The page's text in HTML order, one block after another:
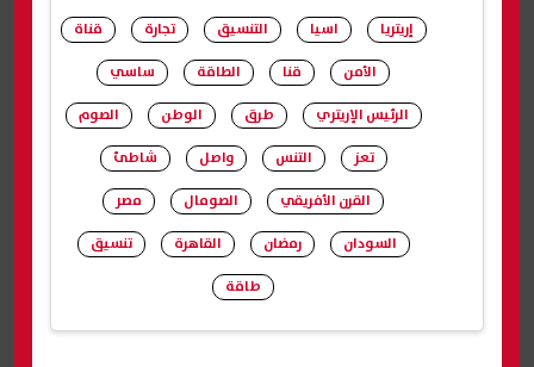
إريتريا
اسيا التنسيق تجارة
قناة
الأمن
قنا الطاقة
ساسي
الرئيس الإريتري
طرق الوطن
الصوم
تعز
التنس واصل
شاطئ
القرن الأفريقي
الصومال
مصر
السودان
رمضان القاهرة
تنسيق
طاقة